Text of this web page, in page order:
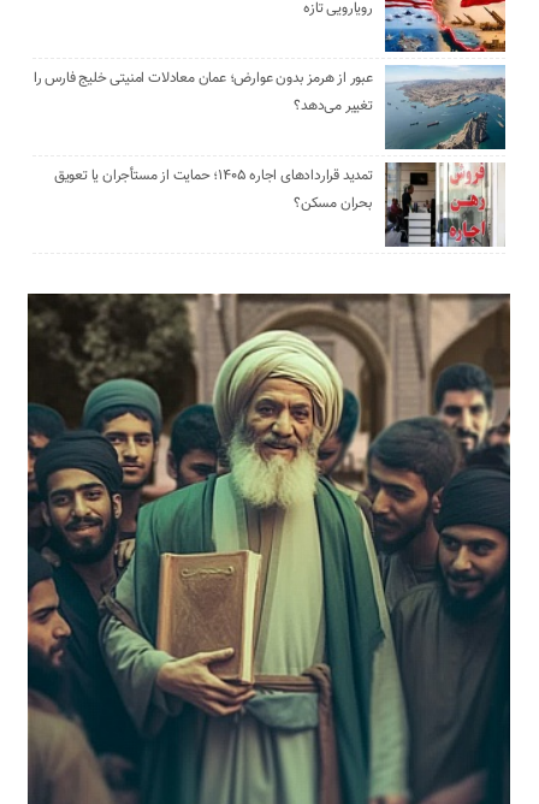
رویارویی تازه
عبور از هرمز بدون عوارض؛ عمان معادلات امنیتی خلیج فارس را
تغییر می‌دهد؟
تمدید قراردادهای اجاره ۱۴۰۵؛ حمایت از مستأجران یا تعویق
بحران مسکن؟